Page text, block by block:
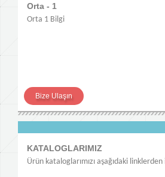
Orta - 1
Orta 1 Bilgi
Bize Ulaşın
KATALOGLARIMIZ
Ürün kataloglarımızı aşağıdaki